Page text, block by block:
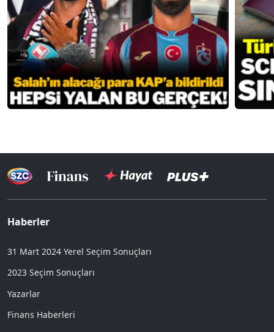
Haberler
31 Mart 2024 Yerel Seçim Sonuçları
2023 Seçim Sonuçları
Yazarlar
Finans Haberleri